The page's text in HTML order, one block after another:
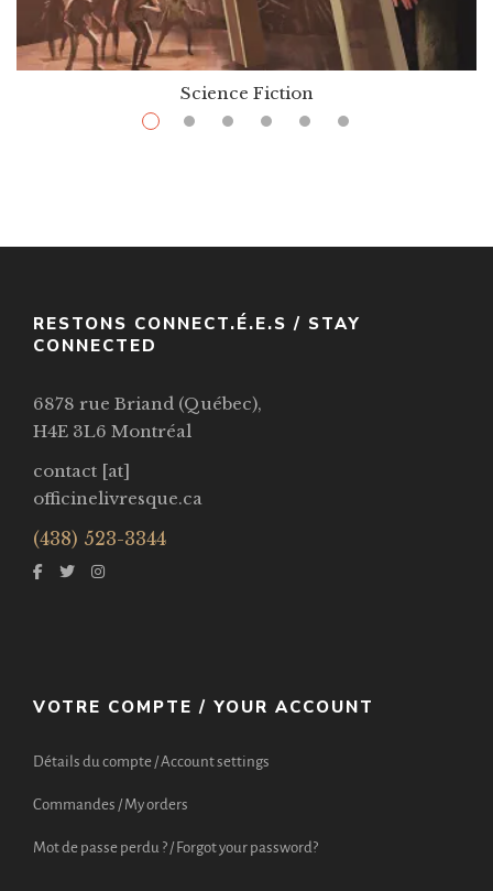
Science Fiction
$ 8.99 $26.99
RESTONS CONNECT.É.E.S / STAY
CONNECTED
6878 rue Briand (Québec),
H4E 3L6 Montréal
contact [at]
officinelivresque.ca
(438) 523-3344
VOTRE COMPTE / YOUR ACCOUNT
Détails du compte / Account settings
Commandes / My orders
Mot de passe perdu ? / Forgot your password?